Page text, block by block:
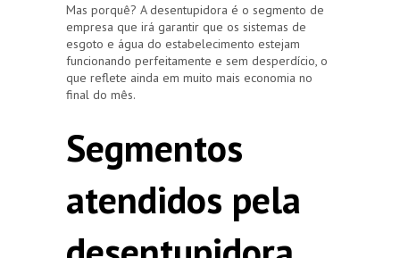
Mas porquê? A desentupidora é o segmento de
empresa que irá garantir que os sistemas de
esgoto e água do estabelecimento estejam
funcionando perfeitamente e sem desperdício, o
que reflete ainda em muito mais economia no
final do mês.
Segmentos
atendidos pela